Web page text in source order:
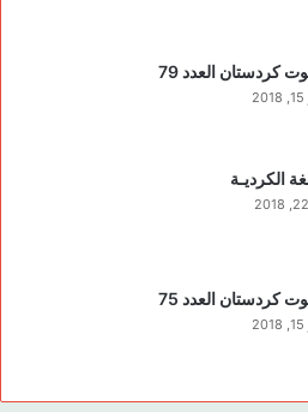
كردستان العدد 79
الكرديـة
كردستان العدد 75